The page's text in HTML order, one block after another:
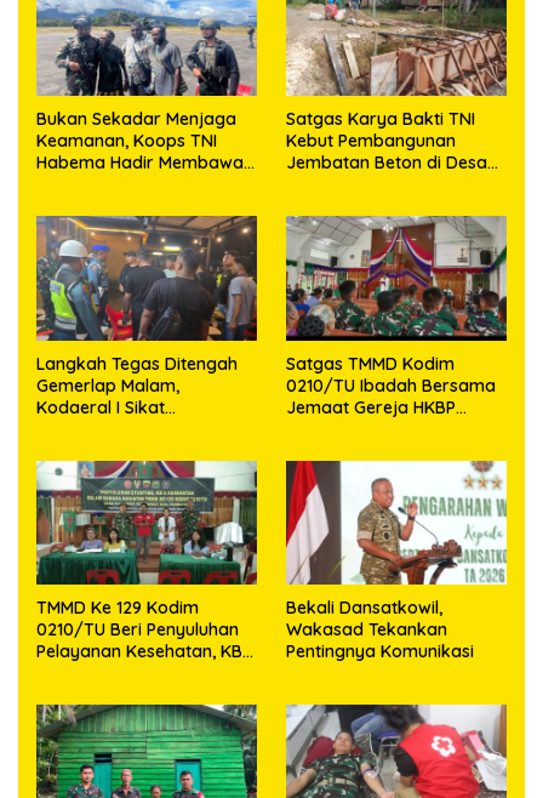
Bukan Sekadar Menjaga
Keamanan, Koops TNI
Habema Hadir Membawa
Satgas Karya Bakti TNI
Kebut Pembangunan
Jembatan Beton di Desa
Langkah Tegas Ditengah
Gemerlap Malam,
Kodaeral I Sikat
Tajam
Satgas TMMD Kodim
0210/TU Ibadah Bersama
Jemaat Gereja HKBP
TMMD Ke 129 Kodim
0210/TU Beri Penyuluhan
Pelayanan Kesehatan, KB
Bekali Dansatkowil,
Wakasad Tekankan
Pentingnya Komunikasi